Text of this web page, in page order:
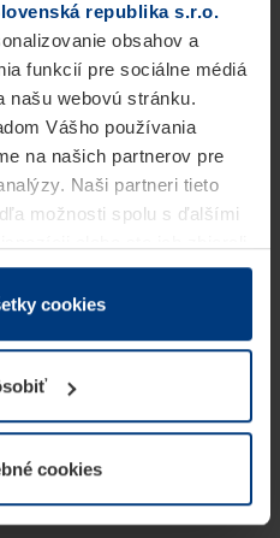
republika s.r.o.
obsahov a
funkcií pre sociálne médiá
našu webovú stránku.
Vášho používania
na našich partnerov pre
Naši partneri tieto
možnosti spolu s ďalšími
cookies ukladať na Vašom
všetky ostatné typy cookie
Vaše povolenie môžete
vo vysvetlení cookie
cookies
cookies